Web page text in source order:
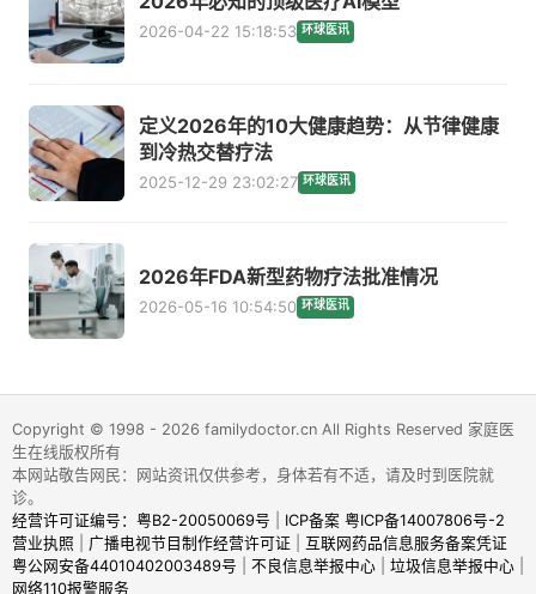
2026-04-22 15:18:53 环球医讯
定义2026年的10大健康趋势：从节律健康
到冷热交替疗法
2025-12-29 23:02:27 环球医讯
2026年FDA新型药物疗法批准情况
2026-05-16 10:54:50 环球医讯
Copyright © 1998 - 2026 familydoctor.cn All Rights Reserved 家庭医
生在线版权所有
本网站敬告网民：网站资讯仅供参考，身体若有不适，请及时到医院就
诊。
经营许可证编号：粤B2-20050069号
ICP备案 粤ICP备14007806号-2
营业执照
广播电视节目制作经营许可证
互联网药品信息服务备案凭证
粤公网安备44010402003489号
不良信息举报中心| 垃圾信息举报中心|
网络110报警服务